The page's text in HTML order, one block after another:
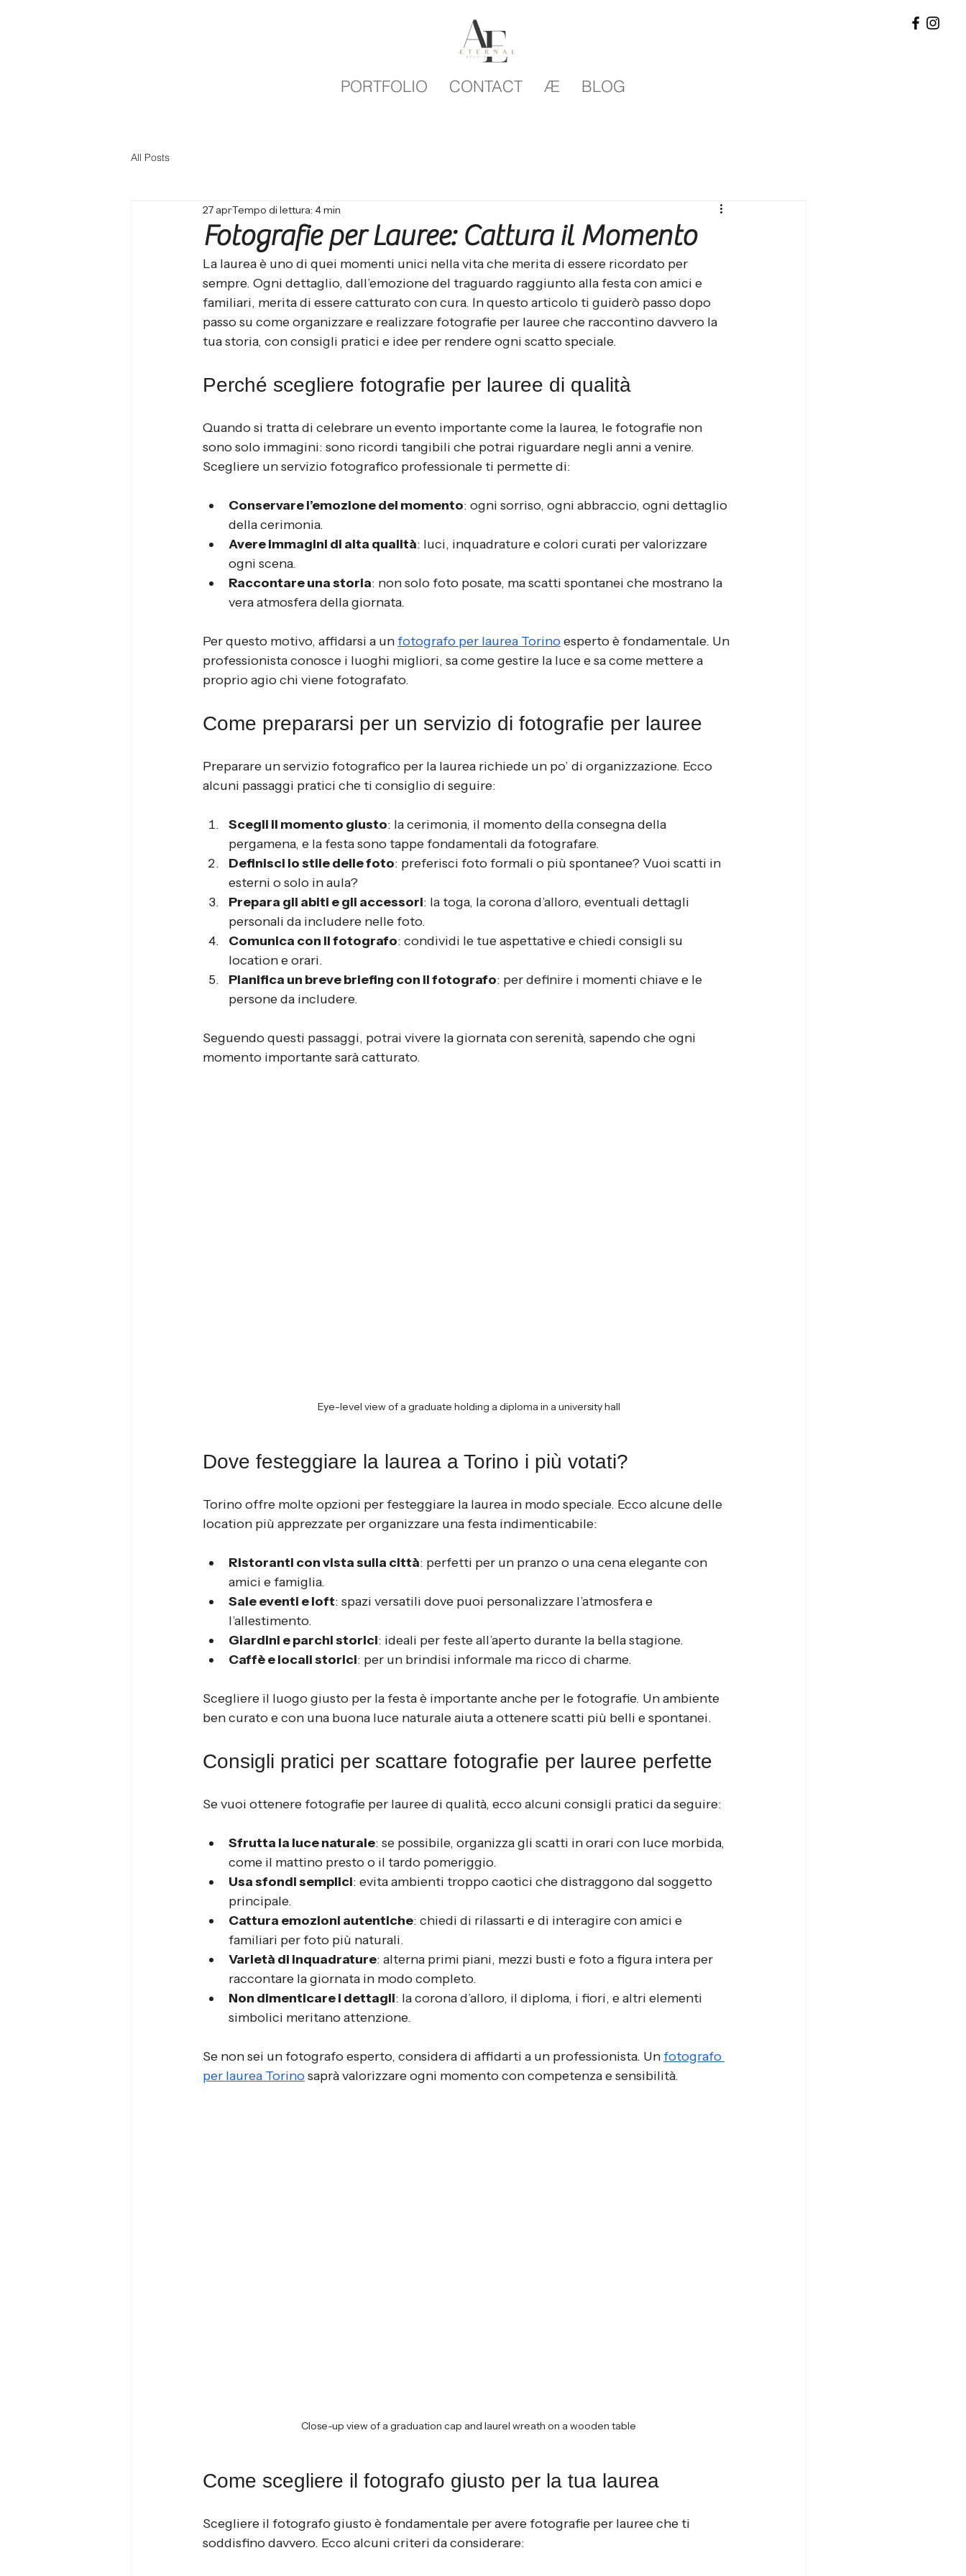
PORTFOLIO CONTACT Æ BLOG
All Posts
Fotografie per Lauree: Cattura il Momento
27 aprTempo di lettura: 4 min
La laurea è uno di quei momenti unici nella vita che merita di essere ricordato per
sempre. Ogni dettaglio, dall’emozione del traguardo raggiunto alla festa con amici e
familiari, merita di essere catturato con cura. In questo articolo ti guiderò passo dopo
passo su come organizzare e realizzare fotografie per lauree che raccontino davvero la
tua storia, con consigli pratici e idee per rendere ogni scatto speciale.
Perché scegliere fotografie per lauree di qualità
Quando si tratta di celebrare un evento importante come la laurea, le fotografie non
sono solo immagini: sono ricordi tangibili che potrai riguardare negli anni a venire.
Scegliere un servizio fotografico professionale ti permette di:
Conservare l’emozione del momento: ogni sorriso, ogni abbraccio, ogni dettaglio
della cerimonia.
Avere immagini di alta qualità: luci, inquadrature e colori curati per valorizzare
ogni scena.
Raccontare una storia: non solo foto posate, ma scatti spontanei che mostrano la
vera atmosfera della giornata.
Per questo motivo, affidarsi a un fotografo per laurea Torino esperto è fondamentale. Un
professionista conosce i luoghi migliori, sa come gestire la luce e sa come mettere a
proprio agio chi viene fotografato.
Come prepararsi per un servizio di fotografie per lauree
Preparare un servizio fotografico per la laurea richiede un po’ di organizzazione. Ecco
alcuni passaggi pratici che ti consiglio di seguire:
Scegli il momento giusto: la cerimonia, il momento della consegna della
pergamena, e la festa sono tappe fondamentali da fotografare.
Definisci lo stile delle foto: preferisci foto formali o più spontanee? Vuoi scatti in
esterni o solo in aula?
Prepara gli abiti e gli accessori: la toga, la corona d’alloro, eventuali dettagli
personali da includere nelle foto.
Comunica con il fotografo: condividi le tue aspettative e chiedi consigli su
location e orari.
Pianifica un breve briefing con il fotografo: per definire i momenti chiave e le
persone da includere.
Seguendo questi passaggi, potrai vivere la giornata con serenità, sapendo che ogni
momento importante sarà catturato.
Eye-level view of a graduate holding a diploma in a university hall
Dove festeggiare la laurea a Torino i più votati?
Torino offre molte opzioni per festeggiare la laurea in modo speciale. Ecco alcune delle
location più apprezzate per organizzare una festa indimenticabile:
Ristoranti con vista sulla città: perfetti per un pranzo o una cena elegante con
amici e famiglia.
Sale eventi e loft: spazi versatili dove puoi personalizzare l’atmosfera e
l’allestimento.
Giardini e parchi storici: ideali per feste all’aperto durante la bella stagione.
Caffè e locali storici: per un brindisi informale ma ricco di charme.
Scegliere il luogo giusto per la festa è importante anche per le fotografie. Un ambiente
ben curato e con una buona luce naturale aiuta a ottenere scatti più belli e spontanei.
Consigli pratici per scattare fotografie per lauree perfette
Se vuoi ottenere fotografie per lauree di qualità, ecco alcuni consigli pratici da seguire:
Sfrutta la luce naturale: se possibile, organizza gli scatti in orari con luce morbida,
come il mattino presto o il tardo pomeriggio.
Usa sfondi semplici: evita ambienti troppo caotici che distraggono dal soggetto
principale.
Cattura emozioni autentiche: chiedi di rilassarti e di interagire con amici e
familiari per foto più naturali.
Varietà di inquadrature: alterna primi piani, mezzi busti e foto a figura intera per
raccontare la giornata in modo completo.
Non dimenticare i dettagli: la corona d’alloro, il diploma, i fiori, e altri elementi
simbolici meritano attenzione.
Se non sei un fotografo esperto, considera di affidarti a un professionista. Un fotografo
per laurea Torino saprà valorizzare ogni momento con competenza e sensibilità.
Close-up view of a graduation cap and laurel wreath on a wooden table
Come scegliere il fotografo giusto per la tua laurea
Scegliere il fotografo giusto è fondamentale per avere fotografie per lauree che ti
soddisfino davvero. Ecco alcuni criteri da considerare: